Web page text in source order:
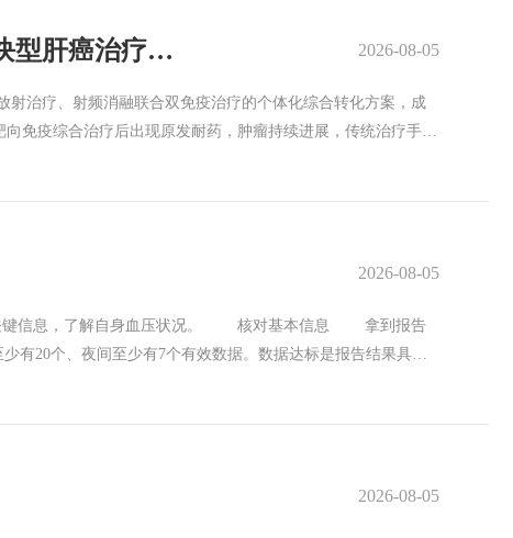
【肿瘤与血管介入微创治疗中心】钇-90联合疗法“降维打击”，改写难治性巨块型肝癌治疗结局 2026-08-05
治疗、射频消融联合双免疫治疗的个体化综合转化方案，成
疫综合治疗后出现原发耐药，肿瘤持续进展，传统治疗手段
患者施行根治性肝癌切除术。术后病理证实切除组织未见任
，通过钇-90精准内放疗、经皮射频消融等多种局部微创技术联
答，打破肿瘤免疫逃逸机制，全方位抑制肿瘤增殖、侵袭与远
胆胰肿瘤诊治中心重要组成部分，是国家肿瘤区域医疗中心
2026-08-05
关键信息，了解自身血压状况。 核对基本信息 拿到报告
20个、夜间至少有7个有效数据。数据达标是报告结果具备
考标准以＜10%为准。血压负荷越高，意味着一天中血管处
2026-08-05